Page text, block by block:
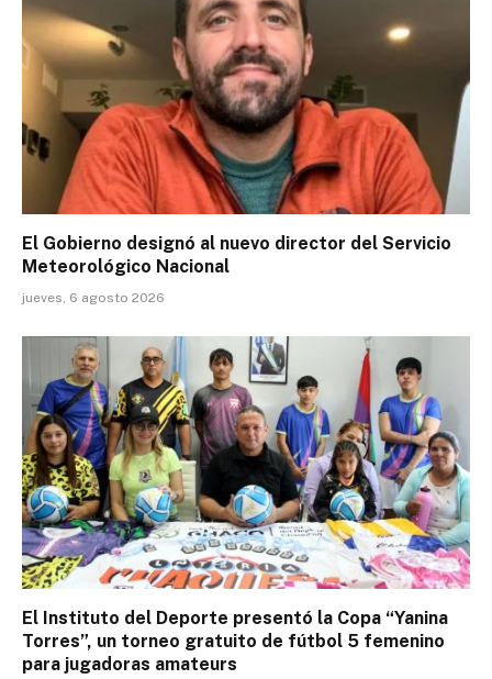
El Gobierno designó al nuevo director del Servicio
Meteorológico Nacional
jueves, 6 agosto 2026
El Instituto del Deporte presentó la Copa “Yanina
Torres”, un torneo gratuito de fútbol 5 femenino
para jugadoras amateurs